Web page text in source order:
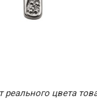
реального цвета